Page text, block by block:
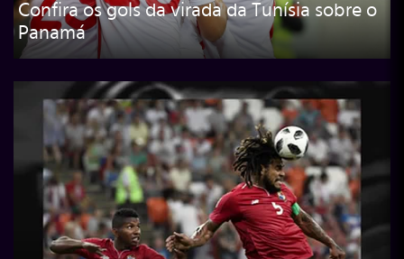
Confira os gols da virada da Tunísia sobre o
Panamá